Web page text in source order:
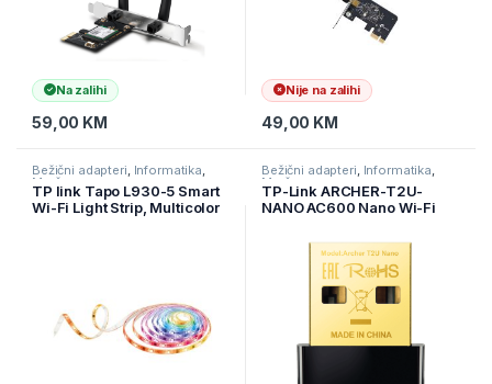
Na zalihi
59,00 KM
Nije na zalihi
49,00 KM
Bežični adapteri, Informatika,
Mrežna oprema
TP link Tapo L930-5 Smart
Wi-Fi Light Strip, Multicolor
Bežični adapteri, Informatika,
Mrežna oprema
TP-Link ARCHER-T2U-
NANO AC600 Nano Wi-Fi
5GHz + 200Mbps at
2.4GHz, USB 2.0, Nano